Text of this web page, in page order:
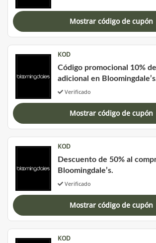
Mostrar código de cupón
KOD
Código promocional 10%
adicional en
Verificado
Mostrar código de cupón
KOD
Descuento de 50% al
Bloomingdale’s.
Verificado
Mostrar código de cupón
KOD